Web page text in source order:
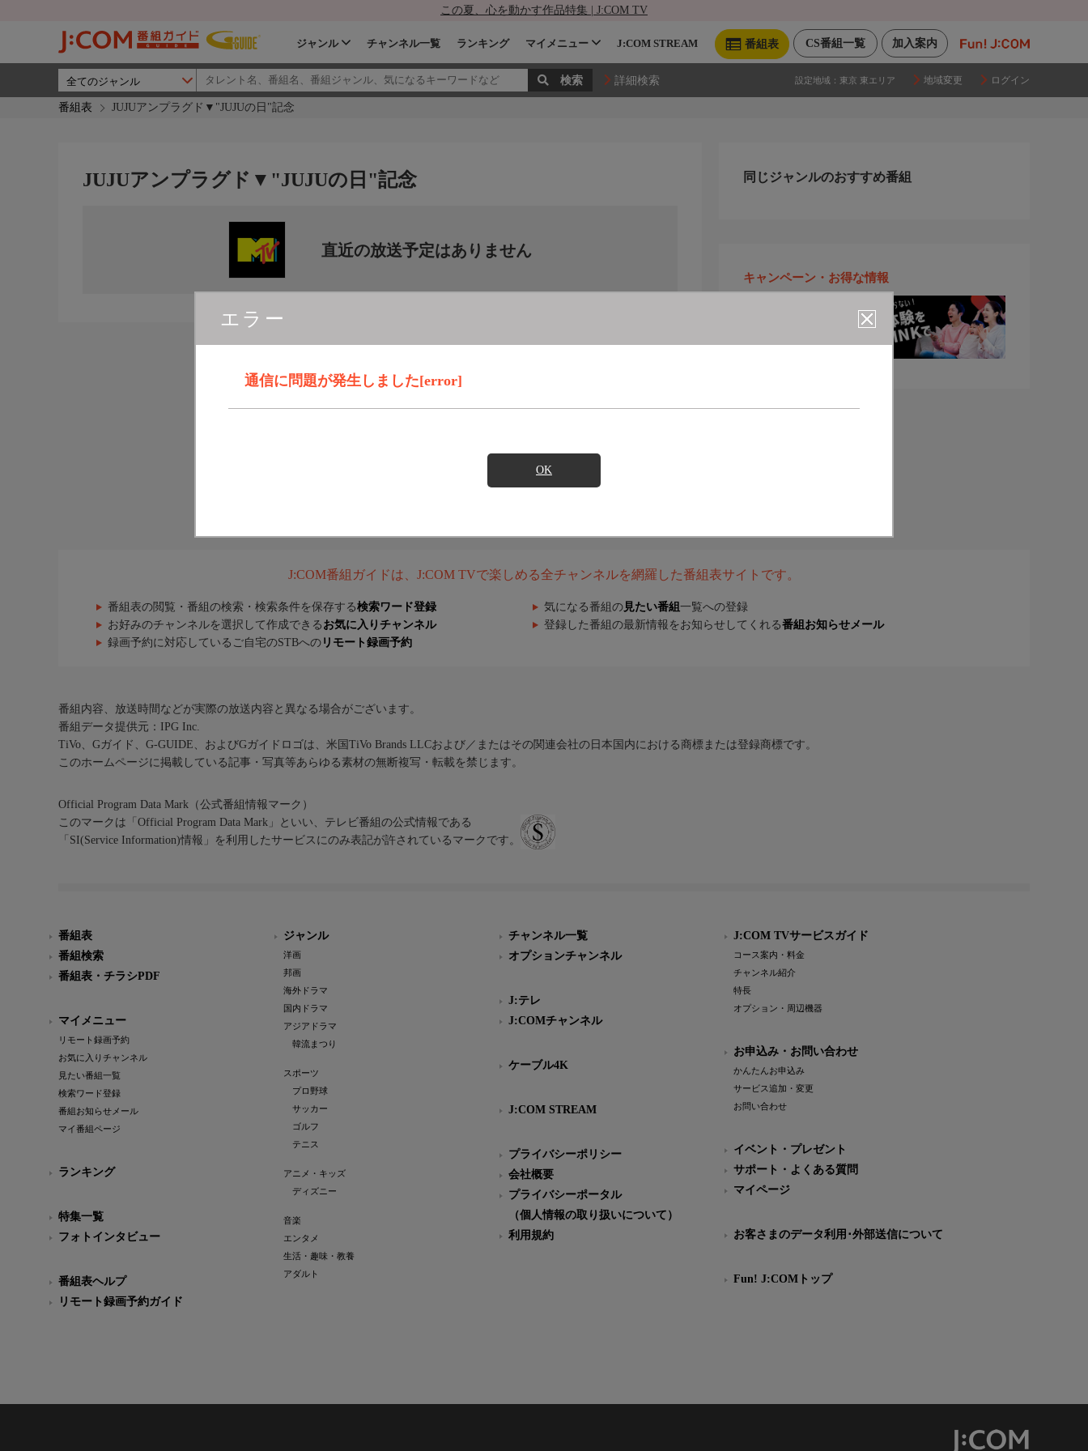
この夏、心を動かす作品特集 | J:COM TV
加入案内
CS番組一覧
番組表
ジャンル チャンネル一覧 ランキング マイメニュー J:COM STREAM
詳細検索 設定地域： 東京 東エリア 地域変更 ログイン
番組表 JUJUアンプラグド▼"JUJUの日"記念
エラー
通信に問題が発生しました[error]
OK
JUJUアンプラグド▼"JUJUの日"記念
直近の放送予定はありません
同じジャンルのおすすめ番組
キャンペーン・お得な情報
J:COM番組ガイドは、J:COM TVで楽しめる全チャンネルを網羅した番組表サイトです。
番組表の閲覧・番組の検索・検索条件を保存する検索ワード登録 気になる番組の 見たい番組 一覧への登録
お好みのチャンネルを選択して作成できる お気に入りチャンネル 登録した番組の最新情報をお知らせしてくれる番組お知らせメール
録画予約に対応しているご自宅のSTBへの リモート録画予約
番組内容、放送時間などが実際の放送内容と異なる場合がございます。
番組データ提供元：IPG Inc.
TiVo、Gガイド、G-GUIDE、およびGガイドロゴは、米国TiVo Brands LLCおよび／またはその関連会社の日本国内における商標または登録商標です。
このホームページに掲載している記事・写真等あらゆる素材の無断複写・転載を禁じます。
Official Program Data Mark（公式番組情報マーク）
このマークは「Official Program Data Mark」といい、テレビ番組の公式情報である
「SI(Service Information)情報」を利用したサービスにのみ表記が許されているマークです。
番組表
番組検索
番組表・チラシPDF
マイメニュー
リモート録画予約
お気に入りチャンネル
見たい番組一覧
検索ワード登録
番組お知らせメール
マイ番組ページ
ランキング
特集一覧
フォトインタビュー
番組表ヘルプ
リモート録画予約ガイド
ジャンル
洋画
邦画
海外ドラマ
国内ドラマ
アジアドラマ
韓流まつり
スポーツ
プロ野球
サッカー
ゴルフ
テニス
アニメ・キッズ
ディズニー
音楽
エンタメ
生活・趣味・教養
アダルト
チャンネル一覧
オプションチャンネル
J:テレ
J:COMチャンネル
ケーブル4K
J:COM STREAM
プライバシーポリシー
会社概要
プライバシーポータル
（個人情報の取り扱いについて）
利用規約
J:COM TVサービスガイド
コース案内・料金
チャンネル紹介
特長
オプション・周辺機器
お申込み・お問い合わせ
かんたんお申込み
サービス追加・変更
お問い合わせ
イベント・プレゼント
サポート・よくある質問
マイページ
お客さまのデータ利用･外部送信について
Fun! J:COMトップ